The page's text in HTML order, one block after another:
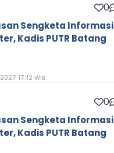
0
Sengketa Informasi
Kadis PUTR Batang
17:12 WIB
0
Sengketa Informasi
Kadis PUTR Batang